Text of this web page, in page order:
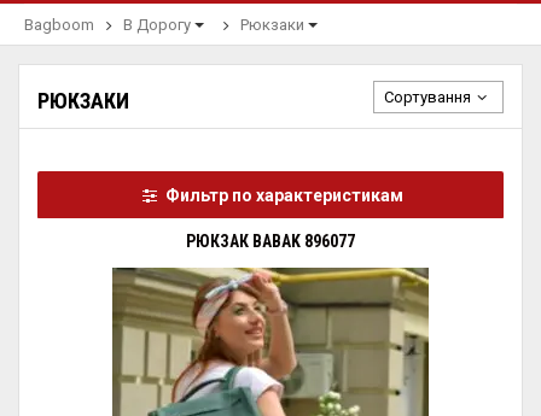
Bagboom В Дорогу Рюкзаки
РЮКЗАКИ Сортування
Фильтр по характеристикам
РЮКЗАК BABAK 896077